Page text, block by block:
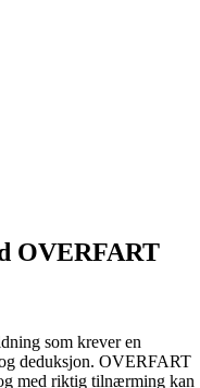
OVERFART
som krever en
deduksjon. OVERFART
med riktig tilnærming kan